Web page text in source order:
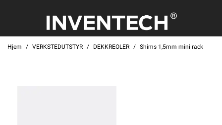
Hjem VERKSTEDUTSTYR DEKKREOLER Shims 1,5mm mini rack